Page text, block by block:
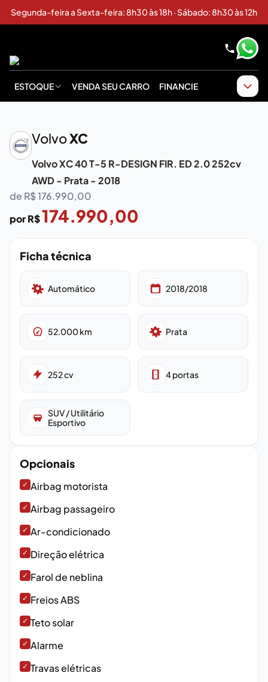
Segunda-feira a Sexta-feira: 8h30 às 18h · Sábado: 8h30 às 12h
ESTOQUE VENDA SEU CARRO FINANCIE
VolvoXC
Volvo XC 40 T-5 R-DESIGN FIR. ED 2.0 252cv
AWD - Prata - 2018
de R$176.990,00
por R$174.990,00
Ficha técnica
Automático 2018/2018
52.000km Prata
252cv 4portas
SUV / Utilitário
Esportivo
Opcionais
✓ Airbag motorista
✓ Airbag passageiro
✓ Ar-condicionado
✓ Direção elétrica
✓ Farol de neblina
✓ Freios ABS
✓ Teto solar
✓ Alarme
✓ Travas elétricas